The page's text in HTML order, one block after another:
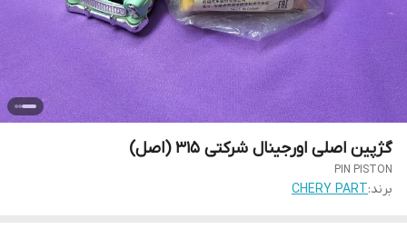
گژپین اصلی اورجینال شرکتی 315 (اصل)
PIN PISTON
برند:CHERY PART